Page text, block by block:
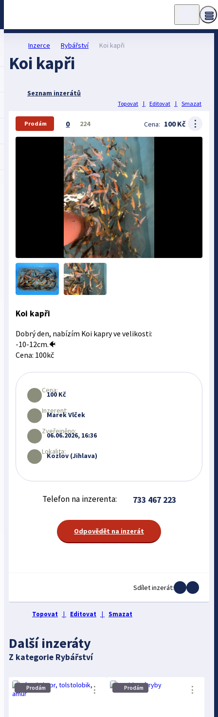
Inzerce Rybářství Koi kapři
Koi kapři
Seznam inzerátů
Topovat | Editovat | Smazat
Prodám 0 224 Cena: 100 Kč ⋮
Koi kapři
Dobrý den, nabízím Koi kapry ve velikosti:
-10-12cm.🐠
Cena: 100kč
Cena:
100 Kč
Inzerent:
Marek Vlček
Zveřejněno:
06.06.2026, 16:36
Lokalita:
Kozlov (Jihlava)
Telefon na inzerenta: 733 467 223
Odpovědět na inzerát
Sdílet inzerát:
Topovat | Editovat | Smazat
Další inzeráty
Z kategorie Rybářství
Prodám ⋮ Prodám ⋮